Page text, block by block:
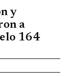
y
a
164